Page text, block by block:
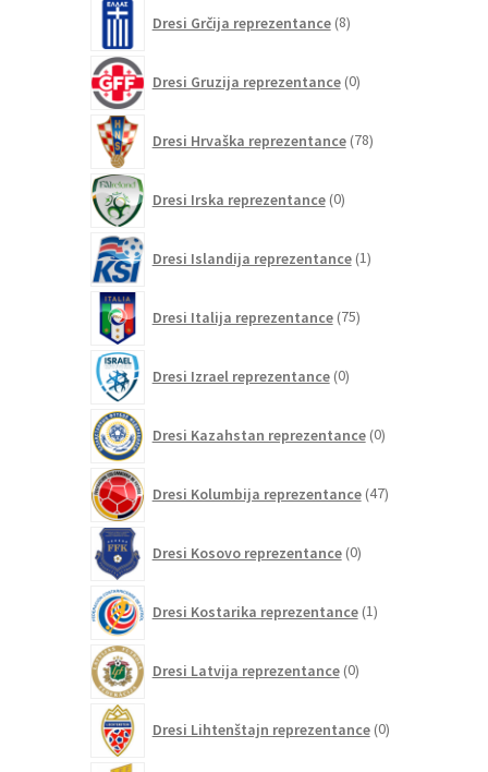
Dresi Grčija reprezentance 8izdelkov
Dresi Gruzija reprezentance 0izdelkov
Dresi Hrvaška reprezentance 78izdelkov
Dresi Irska reprezentance 0izdelkov
Dresi Islandija reprezentance 1izdelek
Dresi Italija reprezentance 75izdelkov
Dresi Izrael reprezentance 0izdelkov
Dresi Kazahstan reprezentance 0izdelkov
Dresi Kolumbija reprezentance 47izdelkov
Dresi Kosovo reprezentance 0izdelkov
Dresi Kostarika reprezentance 1izdelek
Dresi Latvija reprezentance 0izdelkov
Dresi Lihtenštajn reprezentance 0izdelkov